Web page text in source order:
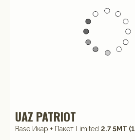
UAZ PATRIOT
Base Икар + Пакет Limited 2.7 5МТ